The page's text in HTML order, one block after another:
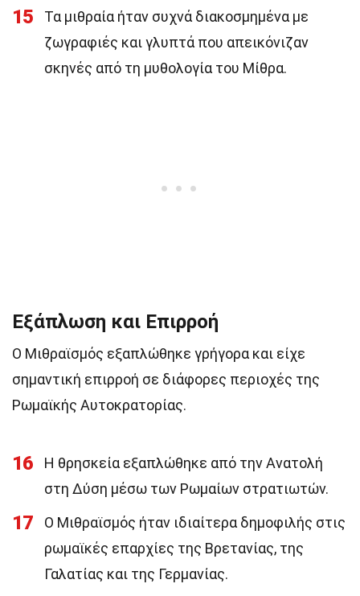
15
Τα μιθραία ήταν συχνά διακοσμημένα με
ζωγραφιές και γλυπτά που απεικόνιζαν
σκηνές από τη μυθολογία του Μίθρα.
Εξάπλωση και Επιρροή
Ο Μιθραϊσμός εξαπλώθηκε γρήγορα και είχε
σημαντική επιρροή σε διάφορες περιοχές της
Ρωμαϊκής Αυτοκρατορίας.
16
Η θρησκεία εξαπλώθηκε από την Ανατολή
στη Δύση μέσω των Ρωμαίων στρατιωτών.
17
Ο Μιθραϊσμός ήταν ιδιαίτερα δημοφιλής στις
ρωμαϊκές επαρχίες της Βρετανίας, της
Γαλατίας και της Γερμανίας.